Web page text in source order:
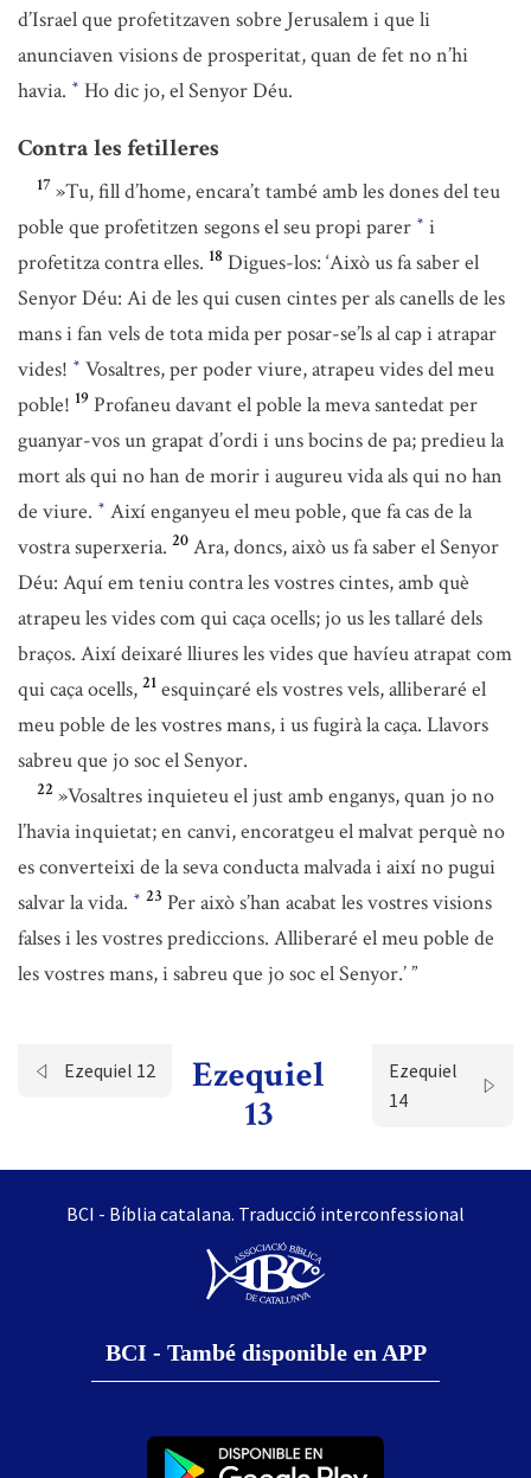
d’Israel que profetitzaven sobre Jerusalem i que li
anunciaven visions de prosperitat, quan de fet no n’hi
havia. * Ho dic jo, el Senyor Déu.
Contra les fetilleres
17 »Tu, fill d’home, encara’t també amb les dones del teu
poble que profetitzen segons el seu propi parer * i
profetitza contra elles. 18 Digues-los: ‘Això us fa saber el
Senyor Déu: Ai de les qui cusen cintes per als canells de les
mans i fan vels de tota mida per posar-se’ls al cap i atrapar
vides! * Vosaltres, per poder viure, atrapeu vides del meu
poble! 19 Profaneu davant el poble la meva santedat per
guanyar-vos un grapat d’ordi i uns bocins de pa; predieu la
mort als qui no han de morir i augureu vida als qui no han
de viure. * Així enganyeu el meu poble, que fa cas de la
vostra superxeria. 20 Ara, doncs, això us fa saber el Senyor
Déu: Aquí em teniu contra les vostres cintes, amb què
atrapeu les vides com qui caça ocells; jo us les tallaré dels
braços. Així deixaré lliures les vides que havíeu atrapat com
qui caça ocells, 21 esquinçaré els vostres vels, alliberaré el
meu poble de les vostres mans, i us fugirà la caça. Llavors
sabreu que jo soc el Senyor.
22 »Vosaltres inquieteu el just amb enganys, quan jo no
l’havia inquietat; en canvi, encoratgeu el malvat perquè no
es converteixi de la seva conducta malvada i així no pugui
salvar la vida. * 23 Per això s’han acabat les vostres visions
falses i les vostres prediccions. Alliberaré el meu poble de
les vostres mans, i sabreu que jo soc el Senyor.’ ”
Ezequiel 12
Ezequiel
13
Ezequiel
14
BCI - Bíblia catalana. Traducció interconfessional
BCI - També disponible en APP